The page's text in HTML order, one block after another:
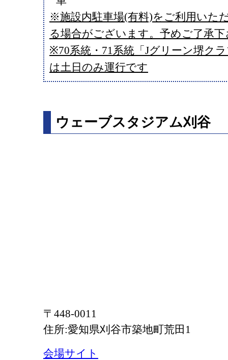
※施設内駐車場(有料)をご利用いた
る場合がございます。予めご了承下
※70系統・71系統「Jグリーン堺ク
は土日のみ運行です
ウェーブスタジアム刈谷
〒448-0011
住所:愛知県刈谷市築地町荒田1
会場サイト